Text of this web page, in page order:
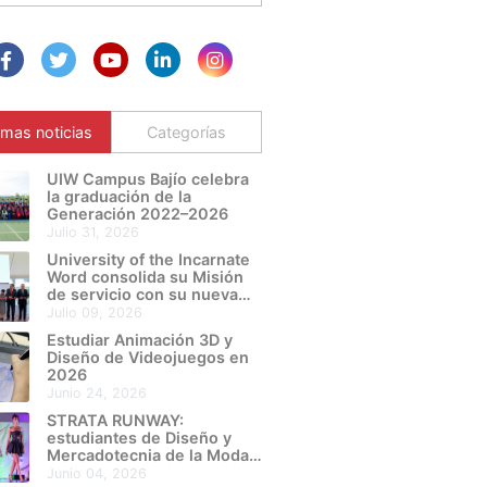
noticias Categorías
UIW Campus Bajío celebra
la graduación de la
Generación 2022–2026
julio 31, 2026
University of the Incarnate
Word consolida su Misión
de servicio con su nueva
Sede León Metropolitano
julio 09, 2026
Estudiar Animación 3D y
Diseño de Videojuegos en
2026
junio 24, 2026
STRATA RUNWAY:
estudiantes de Diseño y
Mercadotecnia de la Moda
de UIW Campus Bajío
junio 04, 2026